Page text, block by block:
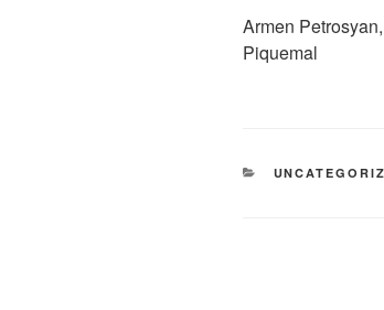
Armen
Piquemal
CATÉGORIES